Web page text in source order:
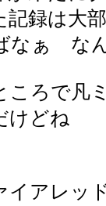
記録は大
なぁ な
ころで凡
けどね
イアレッ